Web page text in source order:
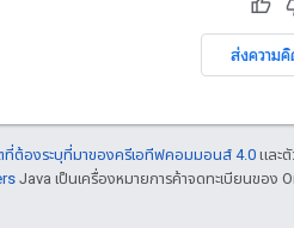
ส่งความ
ต้องระบุที่มาของครีเอทีฟคอมมอนส์ 4.0 และ
Java เป็นเครื่องหมายการค้าจดทะเบียนของ